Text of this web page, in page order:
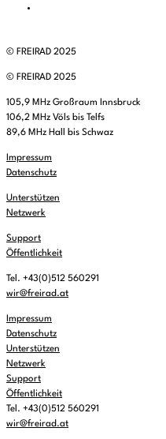
© FREIRAD 2025
© FREIRAD 2025
105,9 MHz Großraum Innsbruck
106,2 MHz Völs bis Telfs
89,6 MHz Hall bis Schwaz
Impressum
Datenschutz
Unterstützen
Netzwerk
Support
Öffentlichkeit
Tel. +43(0)512 560291
wir@freirad.at
Impressum
Datenschutz
Unterstützen
Netzwerk
Support
Öffentlichkeit
Tel. +43(0)512 560291
wir@freirad.at